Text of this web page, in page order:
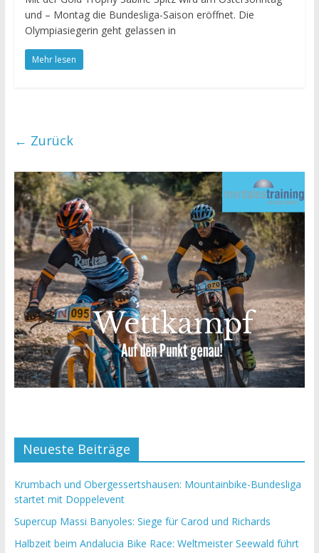
und – Montag die Bundesliga-Saison eröffnet. Die
Olympiasiegerin geht gelassen in
Mehr lesen
← Zurück
Neueste Beiträge
Krumbach und Obergessertshausen: Mountainbike-Bundesliga
startet mit Doppelevent
Supercup Massi Banyoles: Siege für Carod und Richards
Halbzeit beim Andalucia Bike Race: Weltmeister Seewald führt